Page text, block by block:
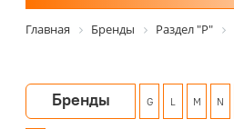
Главная Бренды Раздел "P"
Бренды G L M N